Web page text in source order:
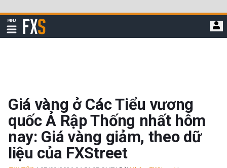
qua
đi
MENU
Hiển
thị
FXStreet
Giá vàng ở Các Tiểu vương
quốc Ả Rập Thống nhất hôm
nay: Giá vàng giảm, theo dữ
liệu của FXStreet